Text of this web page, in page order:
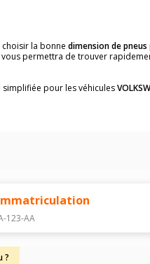
choisir la bonne dimension de pneus
permettra de trouver
pour les véhicules
sur le flanc des pneumatiques,
complète.
123-AA
?